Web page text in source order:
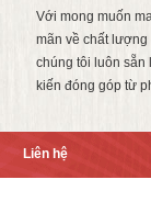
Với mong muốn
mãn về chất
chúng tôi luôn sẵn
kiến đóng góp từ
Liên hệ